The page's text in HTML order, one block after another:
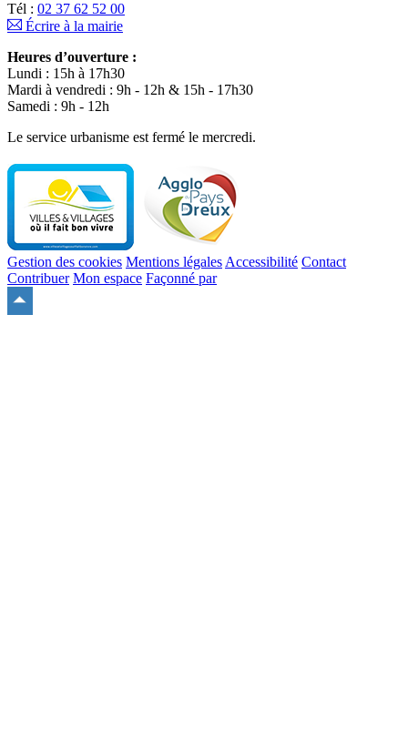
Tél : 02 37 62 52 00
Écrire à la mairie
Heures d’ouverture :
Lundi : 15h à 17h30
Mardi à vendredi : 9h - 12h & 15h - 17h30
Samedi : 9h - 12h
Le service urbanisme est fermé le mercredi.
Gestion des cookies Mentions légales Accessibilité Contact
Contribuer Mon espace Façonné par